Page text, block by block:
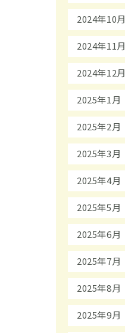
2024年10月
2024年11月
2024年12月
2025年1月
2025年2月
2025年3月
2025年4月
2025年5月
2025年6月
2025年7月
2025年8月
2025年9月